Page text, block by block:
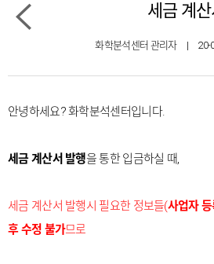
세금 계
화학분석센터 관리자 | 20-
안녕하세요? 화학분석센터입니다.
세금 계산서 발행을 통한 입금하실 때,
세금 계산서 발행시 필요한 정보들(사업자
후 수정 불가므로